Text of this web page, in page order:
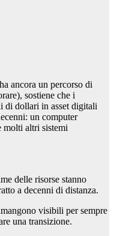
ancora un percorso di
sostiene che i
di dollari in asset digitali
un computer
molti altri sistemi
delle risorse stanno
a decenni di distanza.
visibili per sempre
una transizione.